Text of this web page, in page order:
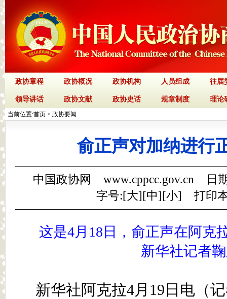
政协章程 政协概况 政协机构 人员组成 往届
领导讲话 政协文献 政协史话 规章制度 理论
当前位置:首页 > 政协要闻
俞正声对加纳进行
中国政协网 www.cppcc.gov.cn 日
字号:[大][中][小] 打印
这是4月18日，俞正声在阿克
新华社记者
新华社阿克拉4月19日电（